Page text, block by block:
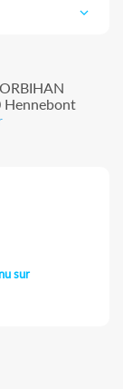
Hennebont
sur